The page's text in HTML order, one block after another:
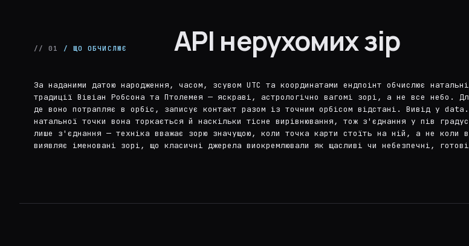
// 01 / ЩО ОБЧИСЛЮЄ API нерухомих зір
За наданими датою народження, часом, зсувом UTC та координатами ендпоінт обчислює
традиції Вівіан Робсона та Птолемея — яскраві, астрологічно вагомі зорі, а не все небо.
де воно потрапляє в орбіс, записує контакт разом із точним орбісом відстані. Вивід у
натальної точки вона торкається й наскільки тісне вирівнювання, тож з'єднання у пів
лише з'єднання — техніка вважає зорю значущою, коли точка карти стоїть на ній, а не коли
виявляє іменовані зорі, що класичні джерела виокремлювали як щасливі чи небезпечні,